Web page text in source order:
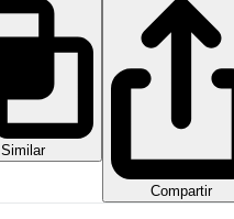
Similar
Compartir